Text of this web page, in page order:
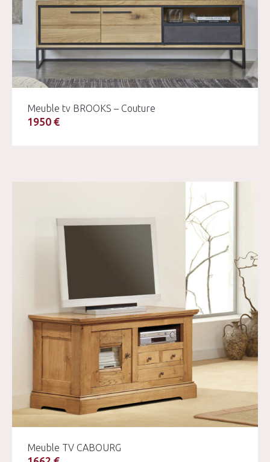
Meuble tv BROOKS – Couture
1950 €
Meuble TV CABOURG